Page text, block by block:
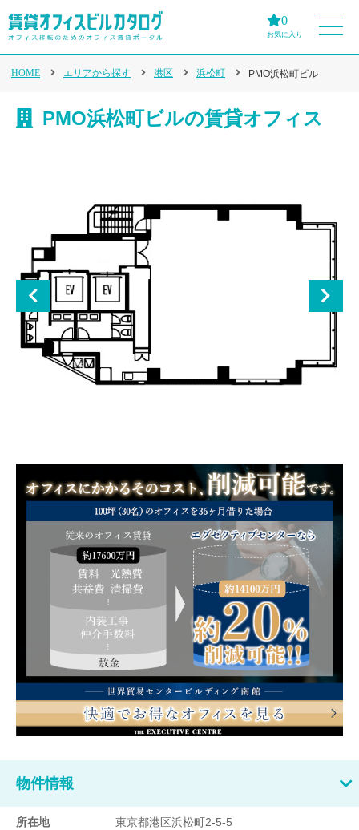
0
お気に入り
HOME エリアから探す 港区 浜松町 PMO浜松町ビル
PMO浜松町ビルの賃貸オフィス
物件情報
所在地 東京都港区浜松町2-5-5